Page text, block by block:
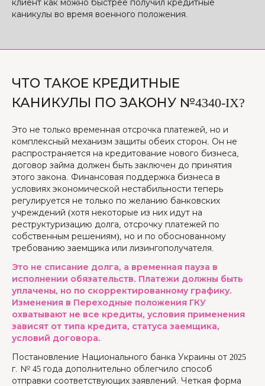
клиент как можно быстрее получил кредитные
каникулы во время военного положения.
ЧТО ТАКОЕ КРЕДИТНЫЕ
КАНИКУЛЫ ПО ЗАКОНУ №4340-IX?
Это не только временная отсрочка платежей, но и
комплексный механизм защиты обеих сторон. Он не
распространяется на кредитование нового бизнеса,
договор займа должен быть заключен до принятия
этого закона. Финансовая поддержка бизнеса в
условиях экономической нестабильности теперь
регулируется не только по желанию банковских
учреждений (хотя некоторые из них идут на
реструктуризацию долга, отсрочку платежей по
собственным решениям), но и по обоснованному
требованию заемщика или лизингополучателя.
Это не списание долга, а временная пауза в
исполнении обязательств. Платежи должны быть
уплачены, но по скорректированному графику.
Изменения в Переходные положения ГКУ
охватывают не все кредиты, условия применения
зависят от типа кредита, статуса заемщика,
условий договора.
Постановление Национального банка Украины от 2025
г. № 45 года дополнительно облегчило способ
отправки соответствующих заявлений. Четкая форма